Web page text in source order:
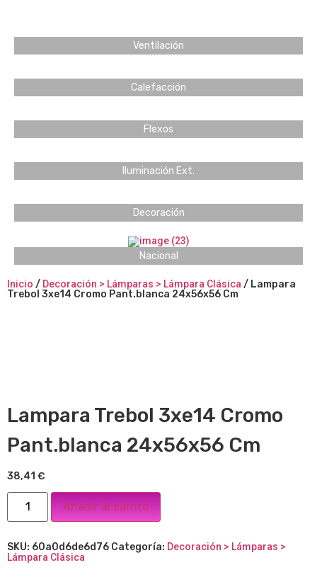
Ventilación
Calefacción
Flexos
Iluminación Ext.
Decoración
Nacional
Inicio / Decoración > Lámparas > Lámpara Clásica/ Lampara
Trebol 3xe14 Cromo Pant.blanca 24x56x56 Cm
Lampara Trebol 3xe14 Cromo
Pant.blanca 24x56x56 Cm
38,41 €
Añadir al carrito
SKU: 60a0d6de6d76 Categoría: Decoración > Lámparas >
Lámpara Clásica